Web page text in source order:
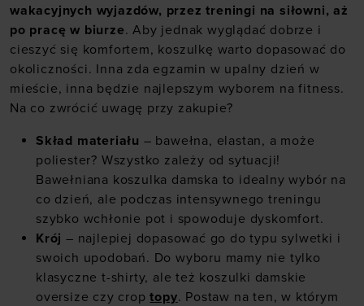
wakacyjnych wyjazdów, przez treningi na siłowni, aż
po pracę w biurze. Aby jednak wyglądać dobrze i
cieszyć się komfortem, koszulkę warto dopasować do
okoliczności. Inna zda egzamin w upalny dzień w
mieście, inna będzie najlepszym wyborem na fitness.
Na co zwrócić uwagę przy zakupie?
Skład materiału – bawełna, elastan, a może
poliester? Wszystko zależy od sytuacji!
Bawełniana koszulka damska to idealny wybór na
co dzień, ale podczas intensywnego treningu
szybko wchłonie pot i spowoduje dyskomfort.
Krój – najlepiej dopasować go do typu sylwetki i
swoich upodobań. Do wyboru mamy nie tylko
klasyczne t-shirty, ale też koszulki damskie
oversize czy croptopy. Postaw na ten, w którym